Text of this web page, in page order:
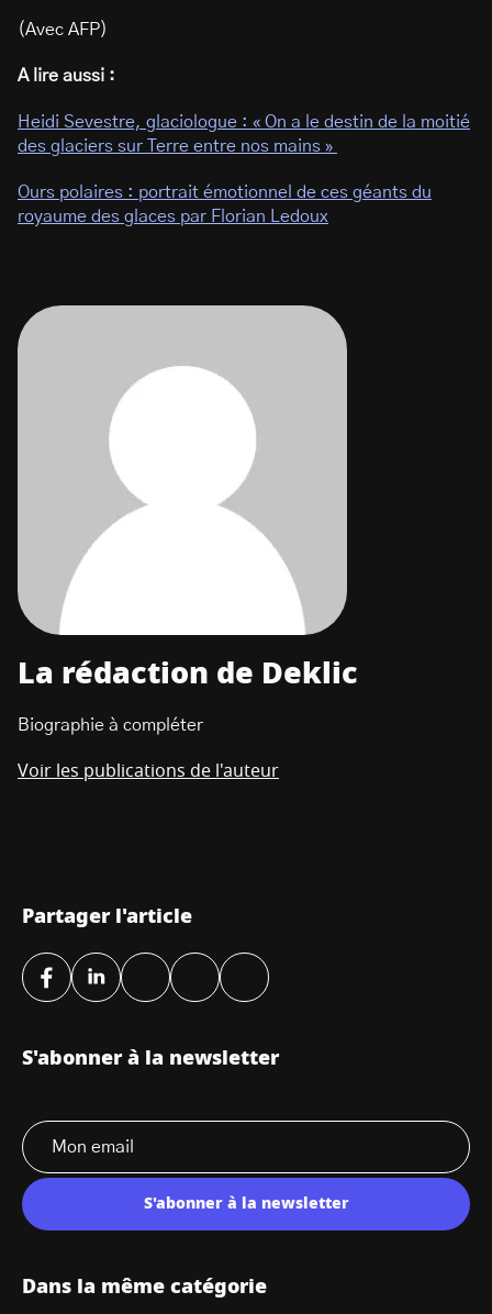
(Avec AFP)
A lire aussi :
Heidi Sevestre, glaciologue : « On a le destin de la moitié
des glaciers sur Terre entre nos mains »
Ours polaires : portrait émotionnel de ces géants du
royaume des glaces par Florian Ledoux
La rédaction de Deklic
Biographie à compléter
Voir les publications de l'auteur
Partager l'article
S'abonner à la newsletter
S'abonner à la newsletter
Dans la même catégorie